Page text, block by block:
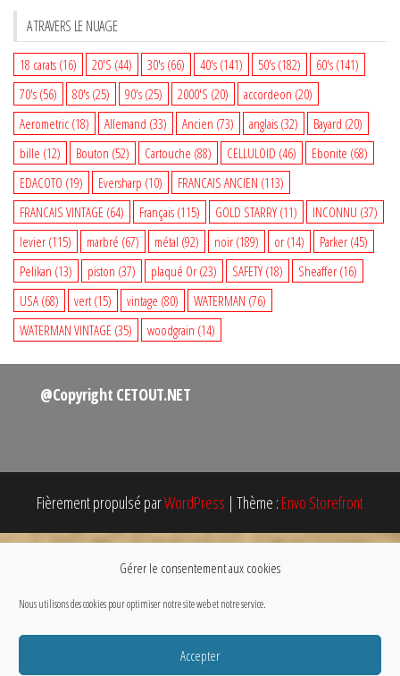
Gérer le consentement aux cookies
Nous utilisons des cookies pour optimiser notre site web et notre service.
Accepter
A TRAVERS LE NUAGE
18 carats (16) 20'S (44) 30's (66) 40's (141) 50's (182) 60's (141)
70's (56) 80's (25) 90's (25) 2000'S (20) accordeon (20)
Aerometric (18) Allemand (33) Ancien (73) anglais (32) Bayard (20)
bille (12) Bouton (52) Cartouche (88) CELLULOID (46) Ebonite (68)
EDACOTO (19) Eversharp (10) FRANCAIS ANCIEN (113)
FRANCAIS VINTAGE (64) Français (115) GOLD STARRY (11) INCONNU (37)
levier (115) marbré (67) métal (92) noir (189) or (14) Parker (45)
Pelikan (13) piston (37) plaqué Or (23) SAFETY (18) Sheaffer (16)
USA (68) vert(15) vintage (80) WATERMAN (76)
WATERMAN VINTAGE (35) woodgrain (14)
@Copyright CETOUT.NET
Fièrement propulsé parWordPress | Thème : Envo Storefront